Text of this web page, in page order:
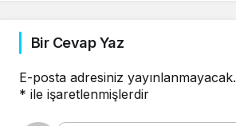
Bir Cevap Yaz
E-posta adresiniz yayınlanmayacak.
* ile işaretlenmişlerdir